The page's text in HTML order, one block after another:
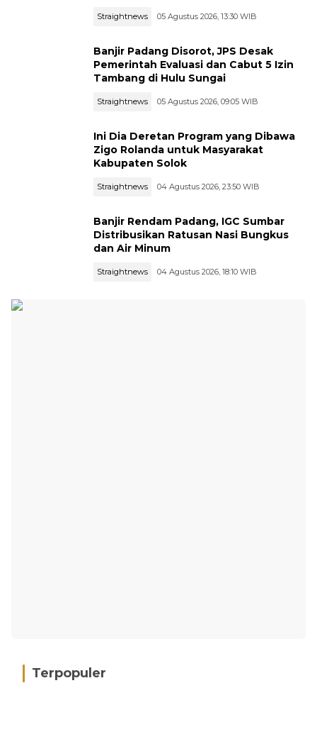
Straightnews 05 Agustus 2026, 13:30 WIB
Banjir Padang Disorot, JPS Desak
Pemerintah Evaluasi dan Cabut 5 Izin
Tambang di Hulu Sungai
Straightnews 05 Agustus 2026, 09:05 WIB
Ini Dia Deretan Program yang Dibawa
Zigo Rolanda untuk Masyarakat
Kabupaten Solok
Straightnews 04 Agustus 2026, 23:50 WIB
Banjir Rendam Padang, IGC Sumbar
Distribusikan Ratusan Nasi Bungkus
dan Air Minum
Straightnews 04 Agustus 2026, 18:10 WIB
Terpopuler